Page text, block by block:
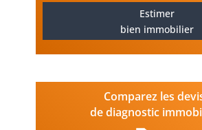
Estimer
bien immobilier
Comparez les
de diagnostic